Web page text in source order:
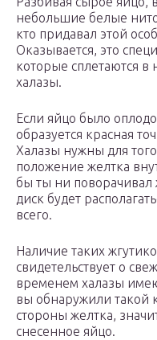
небольшие белые
кто придавал этой
Оказывается, это
которые сплетаются
халазы.
Если яйцо было
образуется красная
Халазы нужны для
положение желтка
бы ты ни
диск будет
всего.
Наличие таких
свидетельствует о
временем халазы
вы обнаружили такой
стороны желтка,
снесенное яйцо.